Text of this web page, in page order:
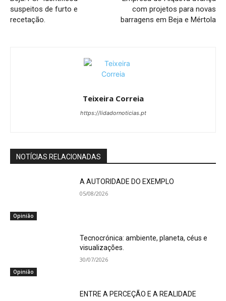
suspeitos de furto e
recetação.
com projetos para novas
barragens em Beja e Mértola
Teixeira Correia
https://lidadornoticias.pt
NOTÍCIAS RELACIONADAS
Opinião
A AUTORIDADE DO EXEMPLO
05/08/2026
Opinião
Tecnocrónica: ambiente, planeta, céus e
visualizações.
30/07/2026
ENTRE A PERCEÇÃO E A REALIDADE